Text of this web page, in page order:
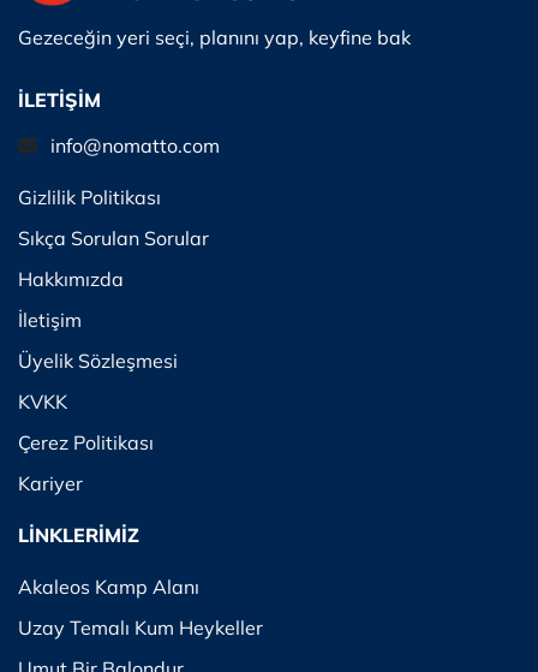
Gezeceğin yeri seçi, planını yap, keyfine bak
İLETİŞİM
info@nomatto.com
Gizlilik Politikası
Sıkça Sorulan Sorular
Hakkımızda
İletişim
Üyelik Sözleşmesi
KVKK
Çerez Politikası
Kariyer
LİNKLERİMİZ
Akaleos Kamp Alanı
Uzay Temalı Kum Heykeller